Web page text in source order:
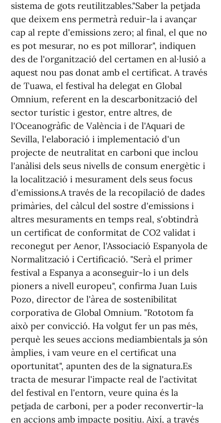
sistema de gots reutilitzables."Saber la petjada
que deixem ens permetrà reduir-la i avançar
cap al repte d'emissions zero; al final, el que no
es pot mesurar, no es pot millorar", indiquen
des de l'organització del certamen en al·lusió a
aquest nou pas donat amb el certificat. A través
de Tuawa, el festival ha delegat en Global
Omnium, referent en la descarbonització del
sector turístic i gestor, entre altres, de
l'Oceanogràfic de València i de l'Aquari de
Sevilla, l'elaboració i implementació d'un
projecte de neutralitat en carboni que inclou
l'anàlisi dels seus nivells de consum energètic i
la localització i mesurament dels seus focus
d'emissions.A través de la recopilació de dades
primàries, del càlcul del sostre d'emissions i
altres mesuraments en temps real, s'obtindrà
un certificat de conformitat de CO2 validat i
reconegut per Aenor, l'Associació Espanyola de
Normalització i Certificació. "Serà el primer
festival a Espanya a aconseguir-lo i un dels
pioners a nivell europeu", confirma Juan Luis
Pozo, director de l'àrea de sostenibilitat
corporativa de Global Omnium. "Rototom fa
això per convicció. Ha volgut fer un pas més,
perquè les seues accions mediambientals ja són
àmplies, i vam veure en el certificat una
oportunitat", apunten des de la signatura.Es
tracta de mesurar l'impacte real de l'activitat
del festival en l'entorn, veure quina és la
petjada de carboni, per a poder reconvertir-la
en accions amb impacte positiu. Així, a través